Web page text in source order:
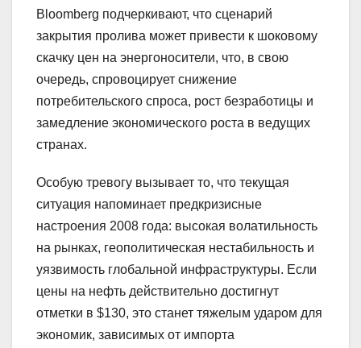
Bloomberg подчеркивают, что сценарий
закрытия пролива может привести к шоковому
скачку цен на энергоносители, что, в свою
очередь, спровоцирует снижение
потребительского спроса, рост безработицы и
замедление экономического роста в ведущих
странах.
Особую тревогу вызывает то, что текущая
ситуация напоминает предкризисные
настроения 2008 года: высокая волатильность
на рынках, геополитическая нестабильность и
уязвимость глобальной инфраструктуры. Если
цены на нефть действительно достигнут
отметки в $130, это станет тяжелым ударом для
экономик, зависимых от импорта